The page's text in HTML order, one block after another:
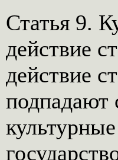
Статья 9.
действие
действие
подпадают